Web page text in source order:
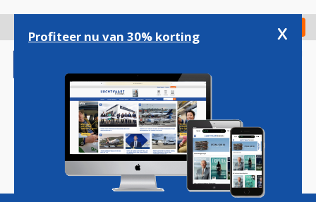
gaan
Check in
Magazine Podcasts Vacatures
Profiteer nu van 30% korting x